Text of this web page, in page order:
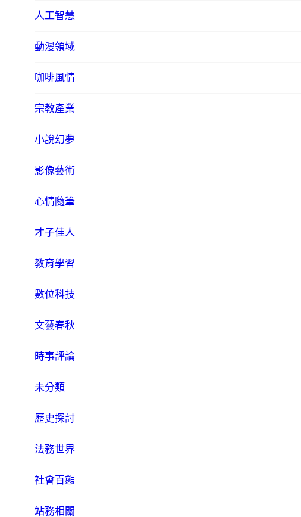
人工智慧
動漫領域
咖啡風情
宗教產業
小說幻夢
影像藝術
心情隨筆
才子佳人
教育學習
數位科技
文藝春秋
時事評論
未分類
歷史探討
法務世界
社會百態
站務相關